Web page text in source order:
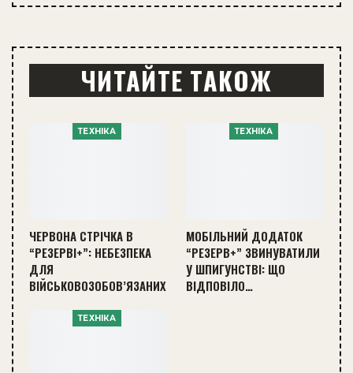
ЧИТАЙТЕ ТАКОЖ
ТЕХНІКА
ЧЕРВОНА СТРІЧКА В
“РЕЗЕРВІ+”: НЕБЕЗПЕКА
ДЛЯ
ВІЙСЬКОВОЗОБОВ’ЯЗАНИХ
ТЕХНІКА
МОБІЛЬНИЙ ДОДАТОК
“РЕЗЕРВ+” ЗВИНУВАТИЛИ
У ШПИГУНСТВІ: ЩО
ВІДПОВІЛО…
ТЕХНІКА